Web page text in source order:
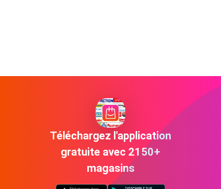
Téléchargez l'application
gratuite avec 2150+
magasins